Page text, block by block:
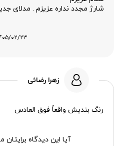
شارژ مجدد نداره عزیزم . مدلای
۱۴۰۵/۰۲/
زهرا رضائی
رنگ بندیش واقعاً فوق العادس
آیا این دیدگاه برایتان